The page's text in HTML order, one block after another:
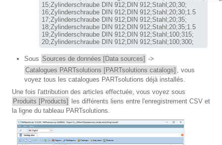
15;Zylinderschraube DIN 912;DIN 912;Stahl;20;30;
16;Zylinderschraube DIN 912;DIN 912;Stahl;20;30;1.5
17;Zylinderschraube DIN 912;DIN 912;Stahl;20;35;
18;Zylinderschraube DIN 912;DIN 912;Stahl;20;35;1.5
19;Zylinderschraube DIN 912;DIN 912;Stahl;100;315;
20;Zylinderschraube DIN 912;DIN 912;Stahl;100;300;
Sous Sources de données [Data sources] ->
Catalogues PARTsolutions [PARTsolutions catalogs]
, vous
voyez tous les catalogues PARTsolutions déjà installés.
Une fois l'attribution des articles effectuée, vous voyez sous
Produits [Products]
les différents liens entre l'enregistrement CSV et
la ligne du tableau PARTsolutions.